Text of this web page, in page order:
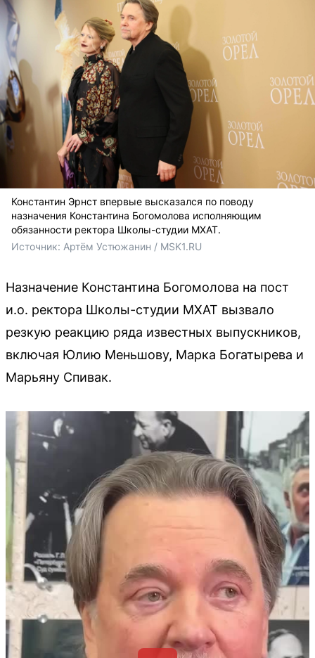
Константин Эрнст впервые высказался по поводу
назначения Константина Богомолова исполняющим
обязанности ректора Школы-студии МХАТ.
Источник: Артём Устюжанин / MSK1.RU
Назначение Константина Богомолова на пост
и.о. ректора Школы-студии МХАТ вызвало
резкую реакцию ряда известных выпускников,
включая Юлию Меньшову, Марка Богатырева и
Марьяну Спивак.